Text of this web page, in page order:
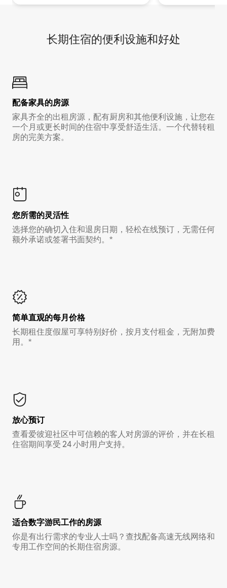
长期住宿的便利设施和好处
配备家具的房源
家具齐全的出租房源，配有厨房和其他便利设施，让您在
一个月或更长时间的住宿中享受舒适生活。一个代替转租
房的完美方案。
您所需的灵活性
选择您的确切入住和退房日期，轻松在线预订，无需任何
额外承诺或签署书面契约。*
简单直观的每月价格
长期租住度假屋可享特别好价，按月支付租金，无附加费
用。*
放心预订
查看爱彼迎社区中可信赖的客人对房源的评价，并在长租
住宿期间享受 24 小时用户支持。
适合数字游民工作的房源
你是有出行需求的专业人士吗？查找配备高速无线网络和
专用工作空间的长期住宿房源。